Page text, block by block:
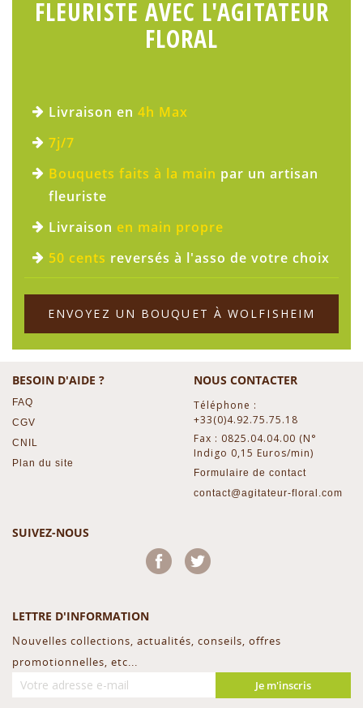
FLEURISTE AVEC L'AGITATEUR
FLORAL
Livraison en 4h Max
7j/7
Bouquets faits à la main par un artisan
fleuriste
Livraison en main propre
50 cents reversés à l'asso de votre choix
ENVOYEZ UN BOUQUET À WOLFISHEIM
BESOIN D'AIDE ?
FAQ
CGV
CNIL
Plan du site
NOUS CONTACTER
Téléphone :
+33(0)4.92.75.75.18
Fax : 0825.04.04.00 (N°
Indigo 0,15 Euros/min)
Formulaire de contact
contact@agitateur-floral.com
SUIVEZ-NOUS
Facebook
LETTRE D'INFORMATION
Nouvelles collections, actualités, conseils, offres
promotionnelles, etc...
Je m'inscris